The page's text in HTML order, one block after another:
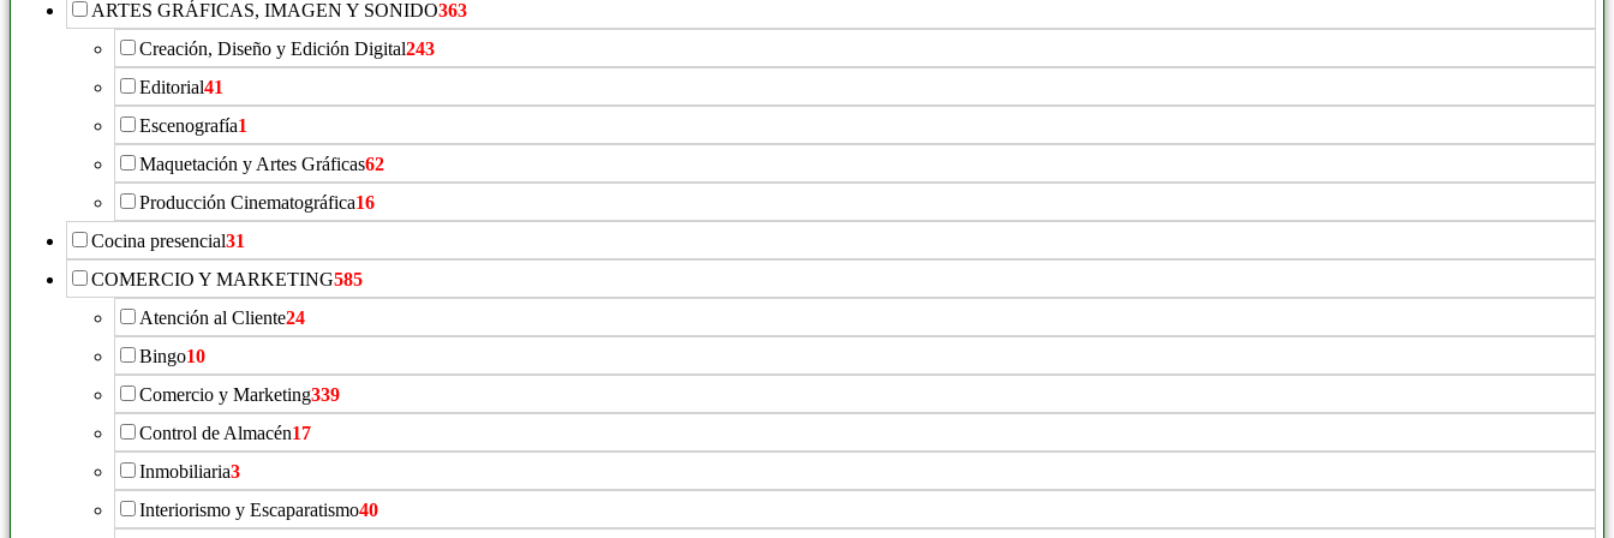
ARTES GRÁFICAS, IMAGEN Y SONIDO363
Creación, Diseño y Edición Digital243
Editorial41
Escenografía1
Maquetación y Artes Gráficas62
Producción Cinematográfica16
Cocina presencial31
COMERCIO Y MARKETING585
Atención al Cliente24
Bingo10
Comercio y Marketing339
Control de Almacén17
Inmobiliaria3
Interiorismo y Escaparatismo40